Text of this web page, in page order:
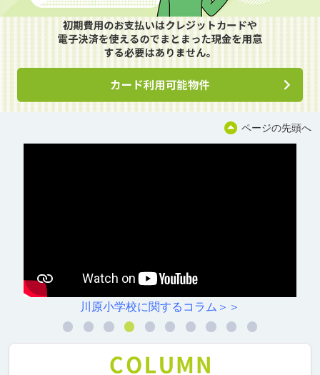
ページの先頭へ
川原小学校に関するコラム＞＞